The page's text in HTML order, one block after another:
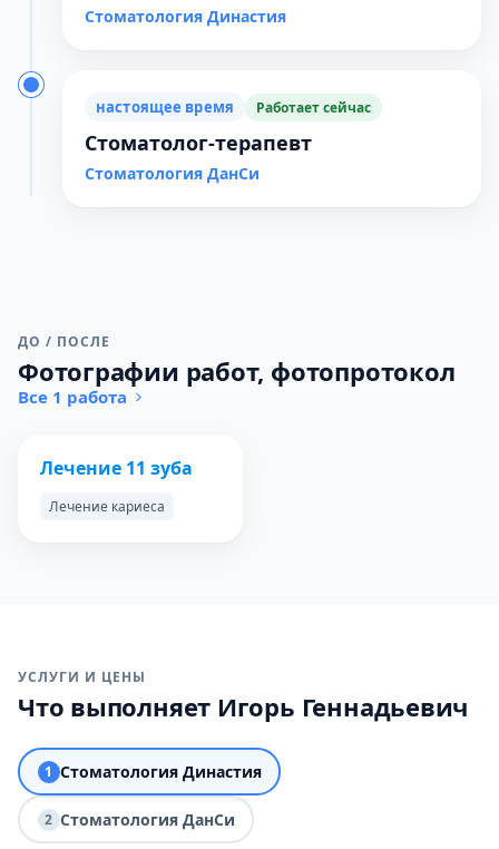
Стоматология Династия
настоящее время Работает сейчас
Стоматолог-терапевт
Стоматология ДанСи
ДО / ПОСЛЕ
Фотографии работ, фотопротокол
Все 1 работа
ДО ПОСЛЕ
Лечение 11 зуба
Лечение кариеса
УСЛУГИ И ЦЕНЫ
Что выполняет Игорь Геннадьевич
1 Стоматология Династия
2 Стоматология ДанСи